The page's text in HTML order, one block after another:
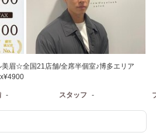
眉☆全国21店舗/全席半個室♪博多エリア
- スタッフ -